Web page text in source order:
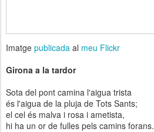
Imatge publicada al meu Flickr
Girona a la tardor
Sota del pont camina l'aigua trista
és l'aigua de la pluja de Tots Sants;
el cel és malva i rosa i ametista,
hi ha un or de fulles pels camins forans.